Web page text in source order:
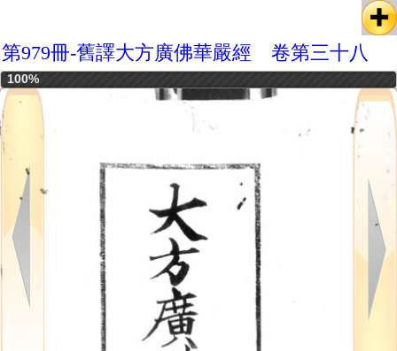
第979冊-舊譯大方廣佛華嚴經 卷第三十八
100%